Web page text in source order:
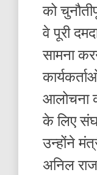
को
वे पूरी
सामना
आलोचना
के लिए
उन्होंने
अनिल